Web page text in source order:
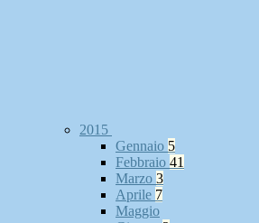
2015
Gennaio 5
Febbraio 41
Marzo 3
Aprile 7
Maggio